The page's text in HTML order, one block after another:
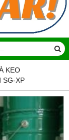
KEO
SG-XP